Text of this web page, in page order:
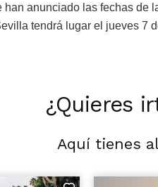
han anunciado las fechas de
tendrá lugar el jueves 7
¿Quieres
Aquí tienes